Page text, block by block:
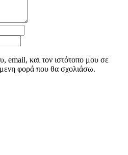
email, και τον ιστότοπο μου σε
φορά που θα σχολιάσω.